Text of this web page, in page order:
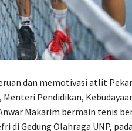
dan memotivasi atlit
Menteri Pendidikan,
Makarim bermain tenis
di Gedung Olahraga UNP,